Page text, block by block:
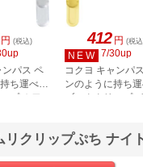
円 (税込)
ンパス ペ
ち運べる
プ ホワ
412 円 (税
NEW 7/30up
コクヨ キャンパ
ンのように持ち
ブッククリップ イ
クリップぷち ナイ